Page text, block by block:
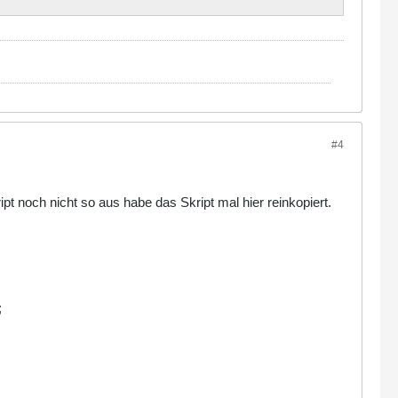
#4
noch nicht so aus habe das Skript mal hier reinkopiert.